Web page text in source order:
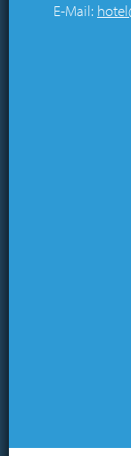
E-Mail: